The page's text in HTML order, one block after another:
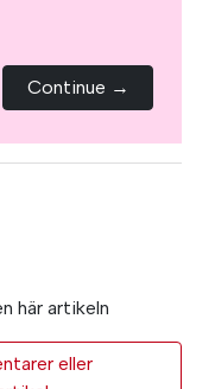
Continue →
här artikeln
eller